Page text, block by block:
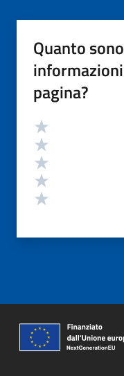
Quanto
pagina?
Valutazione